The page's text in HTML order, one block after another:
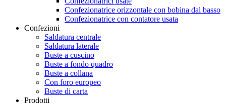
Confezionatrice orizzontale con bobina dal basso
Confezionatrice con contatore usata
Confezioni
Saldatura centrale
Saldatura laterale
Buste a cuscino
Buste a fondo quadro
Buste a collana
Con foro europeo
Buste di carta
Prodotti